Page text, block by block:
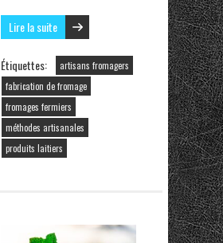
Lire la suite
Étiquettes:
artisans fromagers
fabrication de fromage
fromages fermiers
méthodes artisanales
produits laitiers